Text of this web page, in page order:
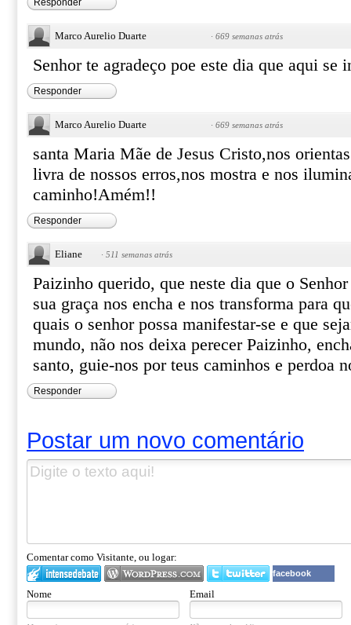
Responder
Marco Aurelio Duarte · 669 semanas atrás
Senhor te agradeço poe este dia que aqui
Responder
Marco Aurelio Duarte · 669 semanas atrás
santa Maria Mãe de Jesus Cristo,nos
livra de nossos erros,nos mostra e nos
caminho!Amém!!
Responder
Eliane · 511 semanas atrás
Paizinho querido, que neste dia que o
sua graça nos encha e nos transforma para
quais o senhor possa manifestar-se e que
mundo, não nos deixa perecer Paizinho,
santo, guie-nos por teus caminhos e perdoa
Responder
Postar um novo comentário
Comentar como Visitante, ou logar:
facebook
Nome Email